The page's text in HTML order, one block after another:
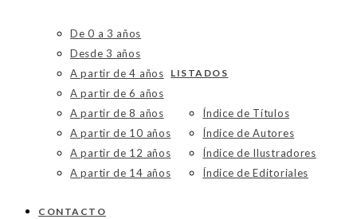
De 0 a 3 años
Desde 3 años
A partir de 4 años
A partir de 6 años
A partir de 8 años
A partir de 10 años
A partir de 12 años
A partir de 14 años
LISTADOS
Índice de Títulos
Índice de Autores
Índice de Ilustradores
Índice de Editoriales
CONTACTO